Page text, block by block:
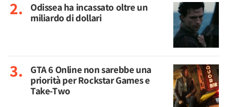
Odissea ha incassato oltre un
miliardo di dollari
GTA 6 Online non sarebbe una
priorità per Rockstar Games e
Take-Two